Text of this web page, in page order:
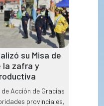
su Misa de
la zafra y
Acción de Gracias
provinciales,